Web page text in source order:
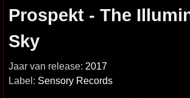
Prospekt - The
Sky
Jaar van release: 2017
Label: Sensory Records